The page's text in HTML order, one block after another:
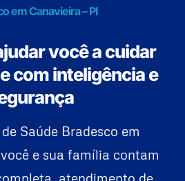
em Canavieira – PI
você a cuidar
com inteligência e
Saúde Bradesco em
e sua família contam